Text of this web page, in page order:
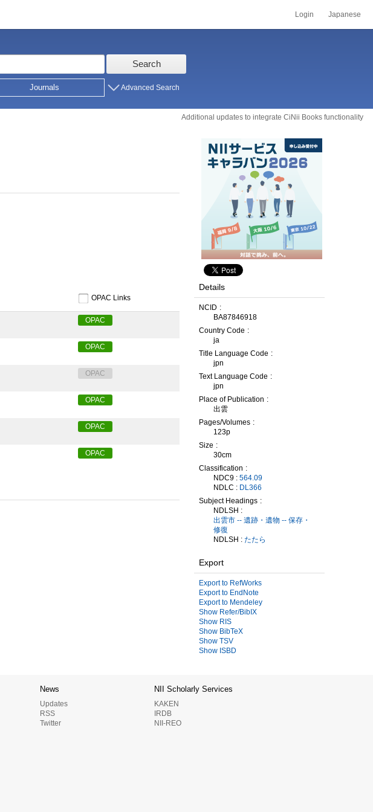
Login Japanese
Search
Journals Advanced Search
Additional updates to integrate CiNii Books functionality
OPAC Links
OPAC
OPAC
OPAC
OPAC
OPAC
OPAC
Details
NCID
BA87846918
Country Code
ja
Title Language Code
jpn
Text Language Code
jpn
Place of Publication
出雲
Pages/Volumes
123p
Size
30cm
Classification
NDC9 : 564.09
NDLC : DL366
Subject Headings
NDLSH :
出雲市 -- 遺跡・遺物 -- 保存・
修復
NDLSH : たたら
Export
Export to RefWorks
Export to EndNote
Export to Mendeley
Show Refer/BibIX
Show RIS
Show BibTeX
Show TSV
Show ISBD
News
Updates
RSS
Twitter
NII Scholarly Services
KAKEN
IRDB
NII-REO